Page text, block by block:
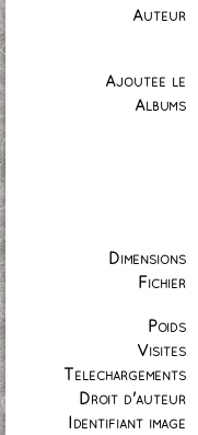
Auteur
Ajoutée le
Albums
Dimensions
Fichier
Poids
Visites
Téléchargements
Droit d'auteur
Identifiant image